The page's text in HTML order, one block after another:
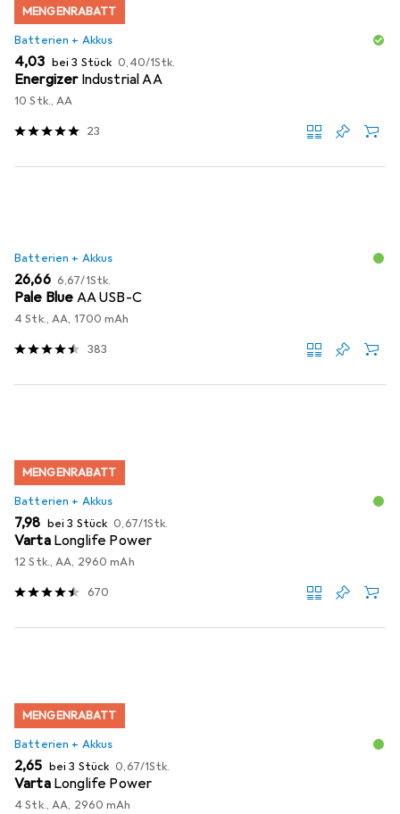
MENGENRABATT
Batterien + Akkus
EUR
4,03 bei 3 Stück EUR
0,40/1Stk.
Energizer Industrial AA
10 Stk., AA
23
Batterien + Akkus
EUR
26,66 EUR
6,67/1Stk.
Pale Blue AA USB-C
4 Stk., AA, 1700 mAh
383
MENGENRABATT
Batterien + Akkus
EUR
7,98 bei 3 Stück EUR
0,67/1Stk.
Varta Longlife Power
12 Stk., AA, 2960 mAh
670
MENGENRABATT
Batterien + Akkus
EUR
2,65 bei 3 Stück EUR
0,67/1Stk.
Varta Longlife Power
4 Stk., AA, 2960 mAh